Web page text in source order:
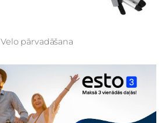
Velo pārvadāšana